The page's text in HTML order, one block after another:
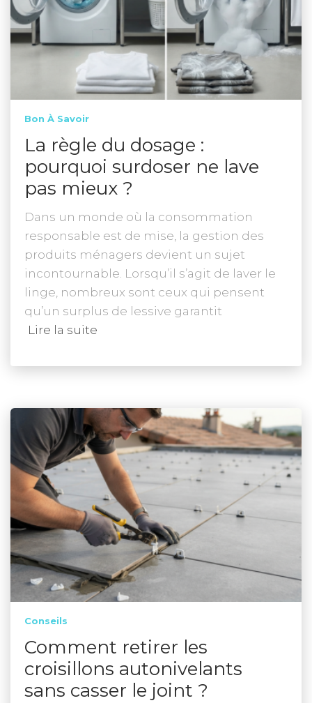
Bon À Savoir
La règle du dosage :
pourquoi surdoser ne lave
pas mieux ?
Dans un monde où la consommation
responsable est de mise, la gestion des
produits ménagers devient un sujet
incontournable. Lorsqu’il s’agit de laver le
linge, nombreux sont ceux qui pensent
qu’un surplus de lessive garantit
Lire la suite
Conseils
Comment retirer les
croisillons autonivelants
sans casser le joint ?